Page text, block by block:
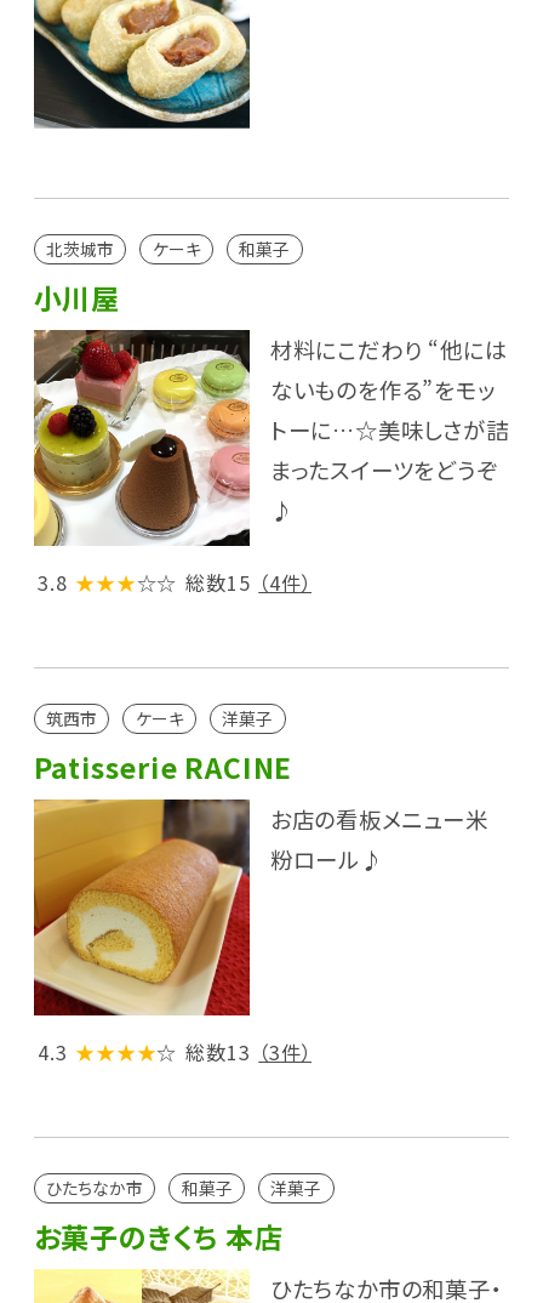
北茨城市 ケーキ 和菓子
小川屋
材料にこだわり “他には
ないものを作る”をモッ
トーに…☆美味しさが詰
まったスイーツをどうぞ
♪
3.8 ★★★☆☆ 総数15 （4件）
筑西市 ケーキ 洋菓子
Patisserie RACINE
お店の看板メニュー米
粉ロール♪
4.3 ★★★★☆ 総数13 （3件）
ひたちなか市 和菓子 洋菓子
お菓子のきくち 本店
ひたちなか市の和菓子・